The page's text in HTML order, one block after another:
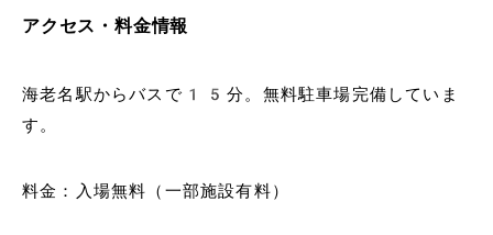
アクセス・料金情報
海老名駅からバスで15分。無料駐車場完備していま
す。
料金：入場無料（一部施設有料）